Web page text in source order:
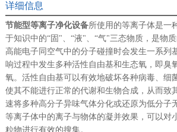
详细信息
节能型等离子净化设备所使用的等离子体是一
于知识中的“固"、“液"、“气"三态物质，是物
高能电子同空气中的分子碰撞时会发生一系列
响过程中发生多种活性自由基和生态氧，即臭
氧。活性自由基可以有效地破坏各种病毒、细
使其不能进行正常的代谢和生物合成，从而致
速将多种高分子异味气体分化或还原为低分子
等离子体中的离子与物体的凝并效果，可以对
粒物进行有效的搜集。